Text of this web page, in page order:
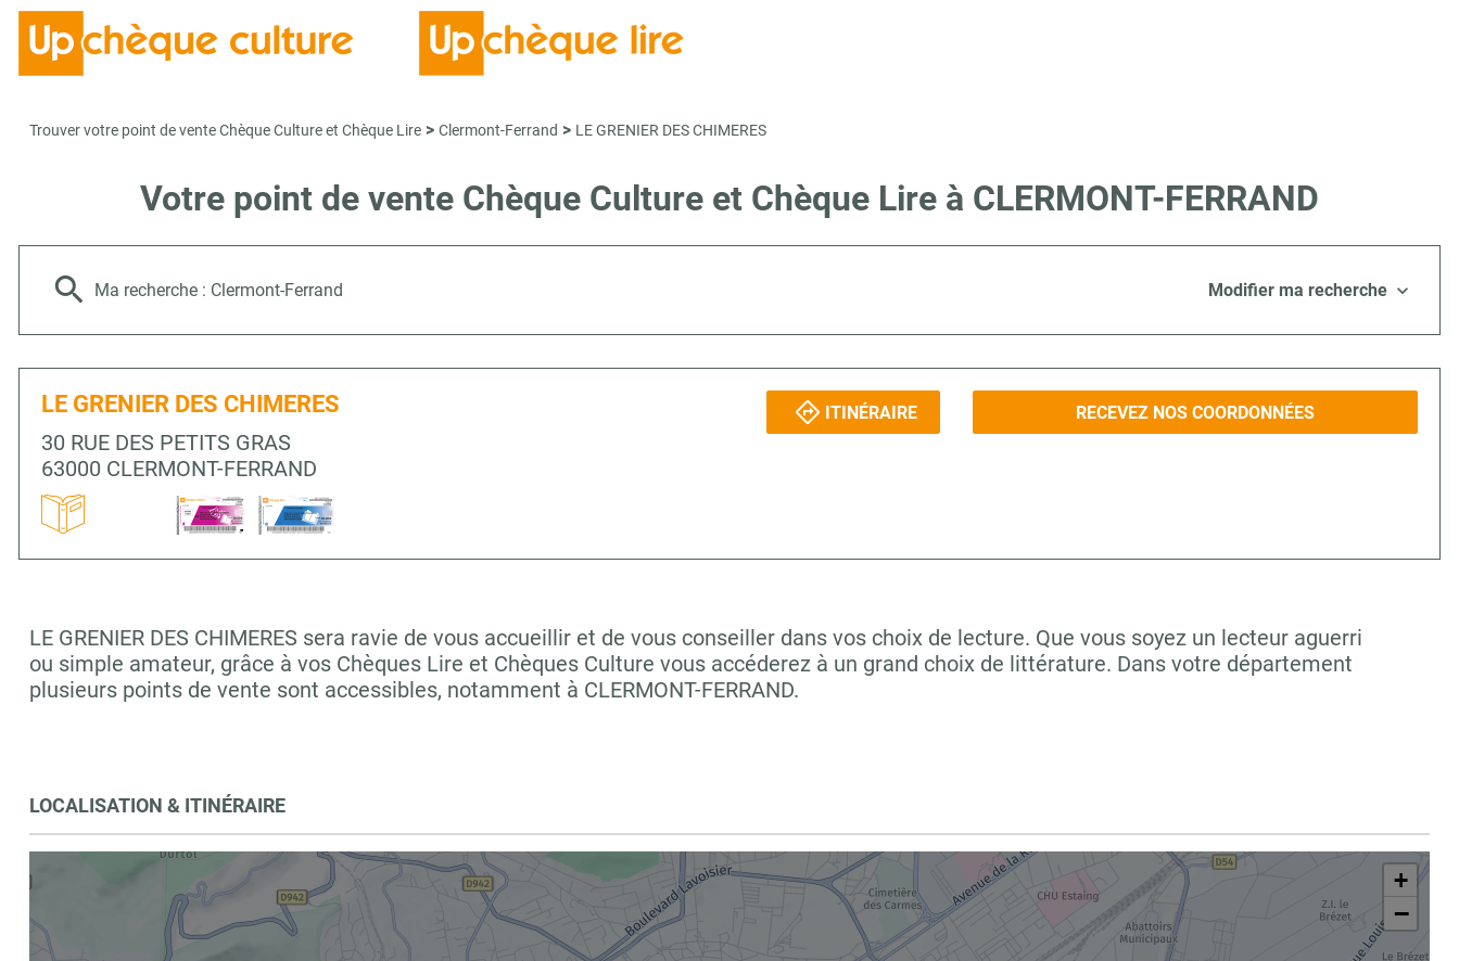
Trouver votre point de vente Chèque Culture et Chèque Lire > Clermont-Ferrand > LE GRENIER DES CHIMERES
Votre point de vente Chèque Culture et Chèque Lire à CLERMONT-FERRAND
Ma recherche : Clermont-Ferrand Modifier ma recherche
LE GRENIER DES CHIMERES
30 RUE DES PETITS GRAS
63000 CLERMONT-FERRAND
ITINÉRAIRE RECEVEZ NOS COORDONNÉES
LE GRENIER DES CHIMERES sera ravie de vous accueillir et de vous conseiller dans vos choix de lecture. Que vous soyez un lecteur aguerri
ou simple amateur, grâce à vos Chèques Lire et Chèques Culture vous accéderez à un grand choix de littérature. Dans votre département
plusieurs points de vente sont accessibles, notamment à CLERMONT-FERRAND.
LOCALISATION & ITINÉRAIRE
+
−